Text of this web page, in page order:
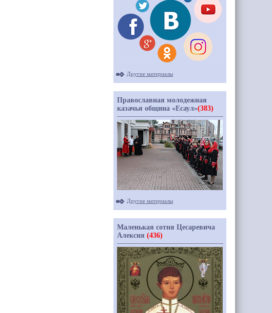
Другие материалы
Православная молодежная
казачья община «Есаул»(383)
Другие материалы
Маленькая сотня Цесаревича
Алексия (436)